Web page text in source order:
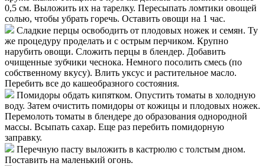
0,5 см. Выложить их на тарелку. Пересыпать ломтики овощей
солью, чтобы убрать горечь. Оставить овощи на 1 час.
Сладкие перцы освободить от плодовых ножек и семян. Ту
же процедуру проделать и с острым перчиком. Крупно
нарубить овощи. Сложить перцы в блендер. Добавить
очищенные зубчики чеснока. Немного посолить смесь (по
собственному вкусу). Влить уксус и растительное масло.
Перебить все до кашеобразного состояния.
Помидоры обдать кипятком. Опустить томаты в холодную
воду. Затем очистить помидоры от кожицы и плодовых ножек.
Перемолоть томаты в блендере до образования однородной
массы. Всыпать сахар. Еще раз перебить помидорную
заправку.
Перечную пасту выложить в кастрюлю с толстым дном.
Поставить на маленький огонь.